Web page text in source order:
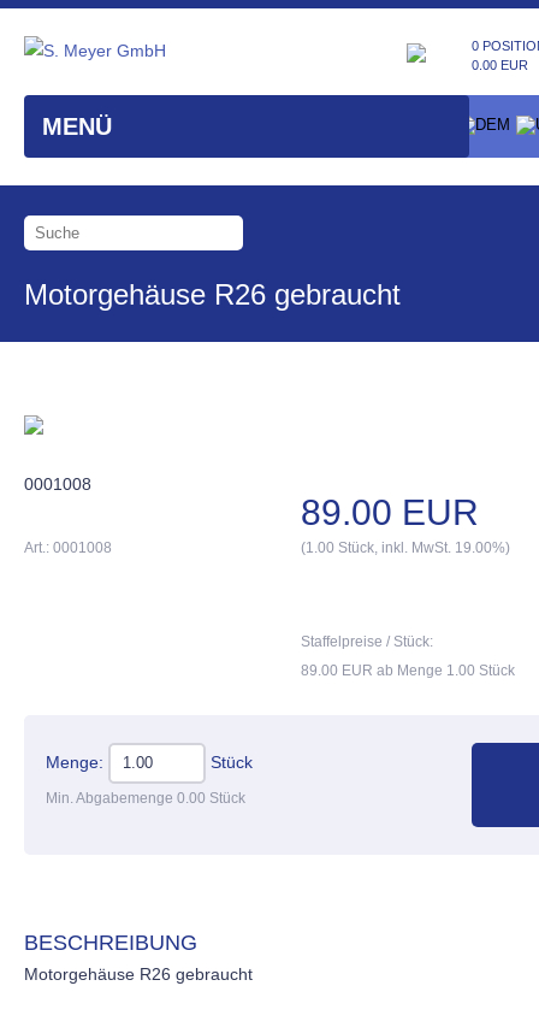
MENÜ
0
0.00 EUR
Motorgehäuse R26 gebraucht
0001008
89.00 EUR
Art.: 0001008 (1.00 Stück, inkl. MwSt. 19.00%)
Staffelpreise / Stück:
89.00 EUR ab Menge 1.00 Stück
Menge: Stück
Min. Abgabemenge 0.00 Stück
BESCHREIBUNG
Motorgehäuse R26 gebraucht